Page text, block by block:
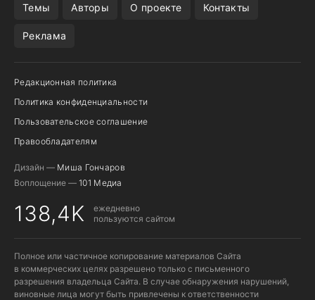
Темы Авторы О проекте Контакты
Реклама
Редакционная политика
Политика конфиденциальности
Пользовательское соглашение
Правообладателям
Дизайн — Миша Гончаров
Воплощение — 101 Медиа
138,4K
ежедневно
пользуются сайтом
Полное или частичное копирование материалов Сайта
в коммерческих целях разрешено только с письменного
разрешения владельца Сайта. В случае обнаружения нарушений,
виновные лица могут быть привлечены к ответственности